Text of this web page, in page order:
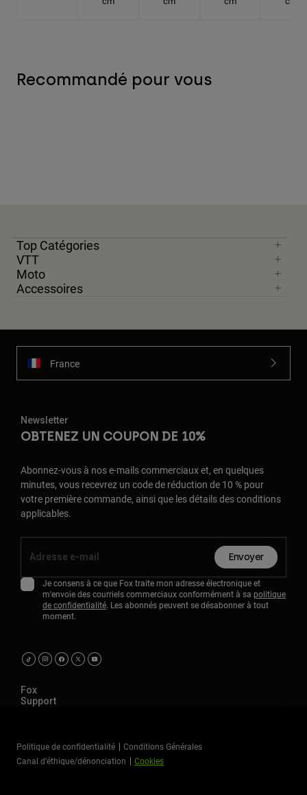
Recommandé pour vous
Top Catégories
VTT
Moto
Accessoires
France
Newsletter
OBTENEZ UN COUPON DE 10%
Abonnez-vous à nos e-mails commerciaux et, en quelques
minutes, vous recevrez un code de réduction de 10 % pour
votre première commande, ainsi que les détails des conditions
applicables.
Envoyer
Je consens à ce que Fox traite mon adresse électronique et
m'envoie des courriels commerciaux conformément à sa politique
de confidentialité. Les abonnés peuvent se désabonner à tout
moment.
Fox
Support
Politique de confidentialité
Conditions Générales
Canal d’éthique/dénonciation
Cookies